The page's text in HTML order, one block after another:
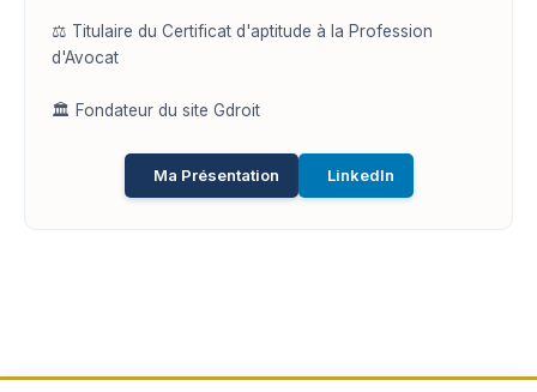
⚖️ Titulaire du Certificat d'aptitude à la Profession
d'Avocat
🏛️ Fondateur du site Gdroit
Ma Présentation LinkedIn